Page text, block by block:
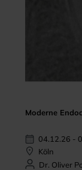
Moderne
04.12.26 -
Köln
Dr. Oliver